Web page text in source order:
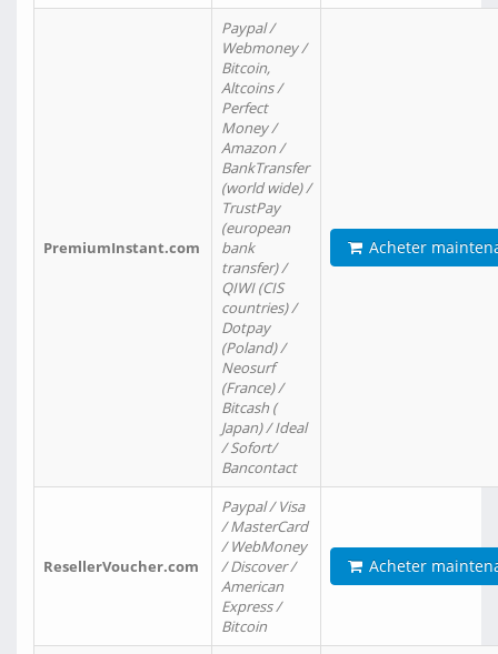
PremiumInstant.com
Paypal /
Webmoney /
Bitcoin,
Altcoins /
Perfect
Money /
Amazon /
BankTransfer
(world wide) /
TrustPay
(european
bank
transfer) /
QIWI (CIS
countries) /
Dotpay
(Poland) /
Neosurf
(France) /
Bitcash (
Japan) / Ideal
/ Sofort/
Bancontact
Acheter
ResellerVoucher.com
Paypal / Visa
/ MasterCard
/ WebMoney
/ Discover /
American
Express /
Bitcoin
Acheter